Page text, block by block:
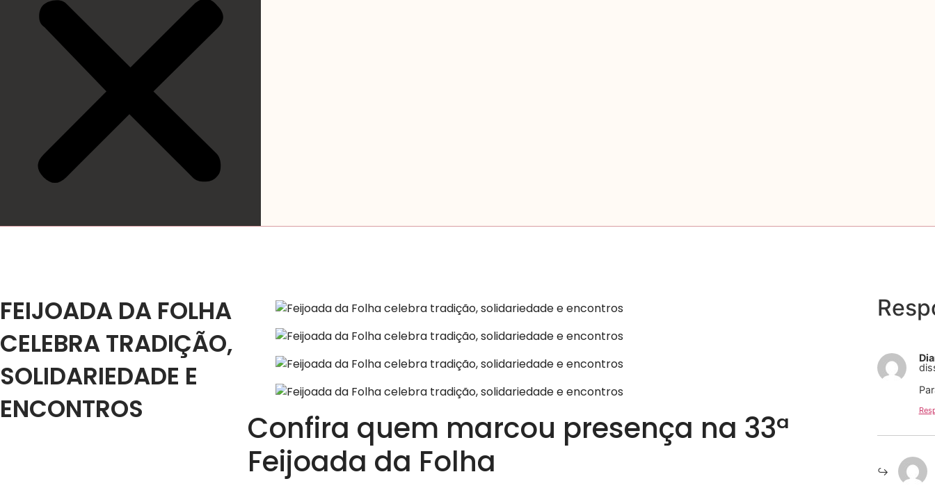
FEIJOADA DA FOLHA
CELEBRA TRADIÇÃO,
SOLIDARIEDADE E
ENCONTROS
Confira quem marcou presença na 33ª
Feijoada da Folha